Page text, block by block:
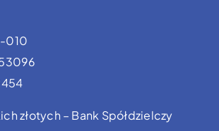
010
złotych – Bank Spółdzielczy